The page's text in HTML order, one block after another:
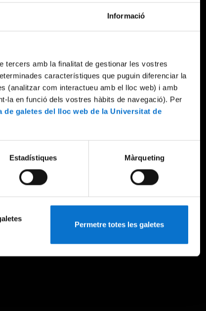
Informació
tercers amb la finalitat de gestionar les vostres
característiques que puguin diferenciar la
(analitzar com interactueu amb el lloc web) i amb
la en funció dels vostres hàbits de navegació). Per
de galetes del lloc web de la Universitat de
Estadístiques Màrqueting
Permetre totes les galetes